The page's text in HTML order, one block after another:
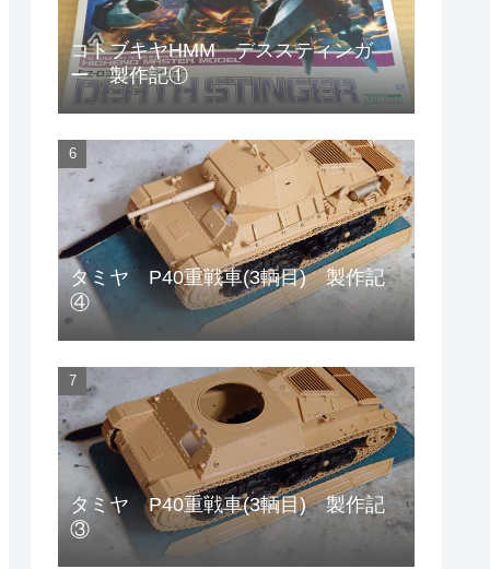
コトブキヤHMM デススティンガ
ー 製作記①
タミヤ P40重戦車(3輌目) 製作記
④
タミヤ P40重戦車(3輌目) 製作記
③